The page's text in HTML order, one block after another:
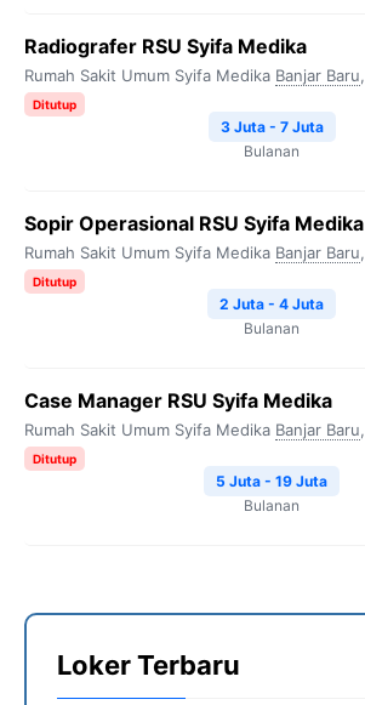
Radiografer RSU Syifa Medika
Rumah Sakit Umum Syifa Medika Banjar Baru,
Ditutup
3 Juta - 7 Juta
Bulanan
Sopir Operasional RSU Syifa Medika
Rumah Sakit Umum Syifa Medika Banjar Baru,
Ditutup
2 Juta - 4 Juta
Bulanan
Case Manager RSU Syifa Medika
Rumah Sakit Umum Syifa Medika Banjar Baru,
Ditutup
5 Juta - 19 Juta
Bulanan
Loker Terbaru